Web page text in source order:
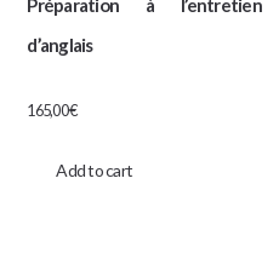
Préparation à l’entretien
d’anglais
165,00€
Add to cart